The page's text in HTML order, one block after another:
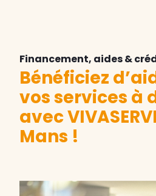
Financement, aides &
Bénéficiez
vos services à
avec
Mans !